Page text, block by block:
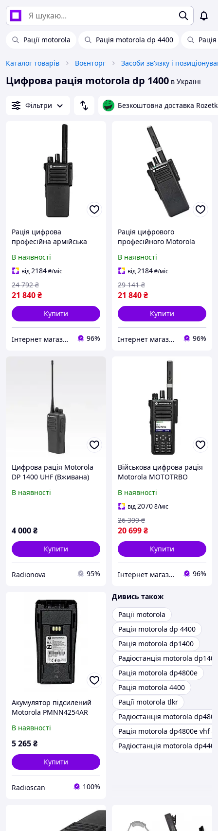
Рації motorola Рація motorola dp 4400
Каталог товарів Воєнторг Засоби зв'язку і
Цифрова рація motorola dp 1400 в Україні
Фільтри Безкоштовна доставка
Рація цифрова
професійна армійська
Ion з ліцензією AES256
В наявності
від2184₴/міс
21 840₴
24 792 ₴
Купити
Інтернет магазин Store7 96%
Рація цифрового
професійного Motorola
мАч
В наявності
від2184₴/міс
21 840₴
29 141 ₴
Купити
Інтернет магазин Store7 96%
Цифрова рація Motorola
DP 1400 UHF (Вживана)
В наявності
4 000₴
Купити
Radionova 95%
Військова цифрова рація
Motorola MOTOTRBO
В наявності
від2070₴/міс
20 699₴
26 399 ₴
Купити
Інтернет магазин Store7 96%
Акумулятор підсилений
Motorola PMNN4254AR
Motorola DP1400
В наявності
5 265₴
Купити
Radioscan 100%
Дивись також
Рації motorola
Рація motorola dp 4400
Рація motorola dp1400
Радіостанція motorola dp1400
Рація motorola dp4800e
Рація motorola 4400
Рації motorola tlkr
Радіостанція motorola
Рація motorola dp4800e vhf
Радіостанція motorola dp4400